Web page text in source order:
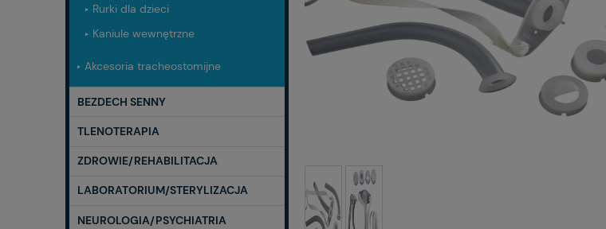
Rurki dla dzieci
Kaniule wewnętrzne
Akcesoria tracheostomijne
BEZDECH SENNY
TLENOTERAPIA
ZDROWIE/REHABILITACJA
LABORATORIUM/STERYLIZACJA
NEUROLOGIA/PSYCHIATRIA